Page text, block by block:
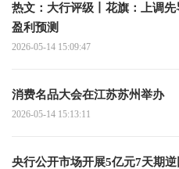
热文：大行评级丨花旗：上调
盈利预测
2026-05-14 15:09:47
消费名品大会在江苏苏州举办
2026-05-14 15:13:11
央行公开市场开展5亿元7天期